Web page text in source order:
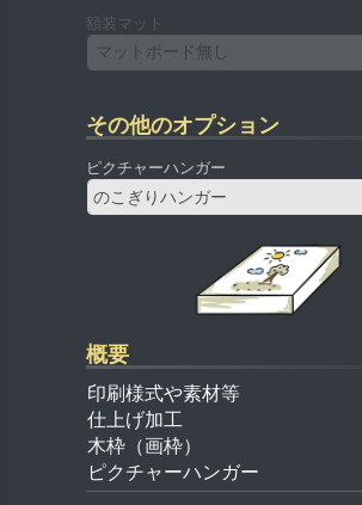
額装マット
マットボード無し
その他のオプション
ピクチャーハンガー
のこぎりハンガー
概要
印刷様式や素材等
仕上げ加工
木枠（画枠）
ピクチャーハンガー